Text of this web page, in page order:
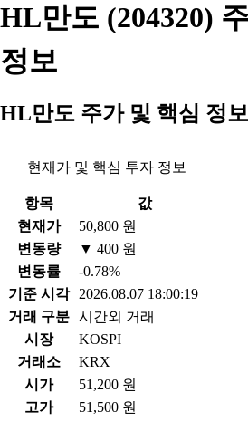
HL만도 (204320)
정보
HL만도 주가 및 핵심 정보
현재가 및 핵심 투자 정보
항목
값
현재가
50,800 원
변동량
▼ 400 원
변동률
-0.78%
기준 시각
2026.08.07 18:00:19
거래 구분 시간외 거래
시장
KOSPI
거래소
KRX
시가
51,200 원
고가
51,500 원